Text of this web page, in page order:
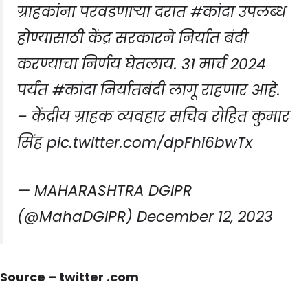
ग्राहकांना परवडणाऱ्या दरात#कांदाउपलब्ध
होण्यासाठी केंद्र सरकारने निर्यात बंदी
करण्याचा निर्णय घेतलाय. ३१ मार्च २०२४
पर्यंत#कांदानिर्यातबंदी लागू राहणार आहे.
– केंद्रीय ग्राहक व्यवहार सचिव रोहित कुमार
सिंहpic.twitter.com/dpFhi6bwTx
— MAHARASHTRA DGIPR
(@MahaDGIPR) December 12, 2023
Source – twitter .com